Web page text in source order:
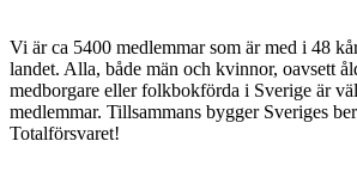
Vi är ca 5400 medlemmar som är med i 48
landet. Alla, både män och kvinnor, oavsett
medborgare eller folkbokförda i Sverige är
medlemmar. Tillsammans bygger Sveriges
Totalförsvaret!